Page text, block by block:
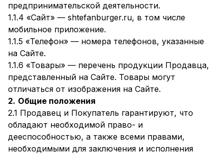
предпринимательской деятельности.
1.1.4 «Сайт» — shtefanburger.ru, в том числе
мобильное приложение.
1.1.5 «Телефон» — номера телефонов, указанные
на Сайте.
1.1.6 «Товары» — перечень продукции Продавца,
представленный на Сайте. Товары могут
отличаться от изображения на Сайте.
2. Общие положения
2.1 Продавец и Покупатель гарантируют, что
обладают необходимой право- и
дееспособностью, а также всеми правами,
необходимыми для заключения и исполнения